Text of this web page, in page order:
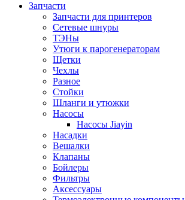
Запчасти
Запчасти для принтеров
Сетевые шнуры
ТЭНы
Утюги к парогенераторам
Щетки
Чехлы
Разное
Стойки
Шланги и утюжки
Насосы
Насосы Jiayin
Насадки
Вешалки
Клапаны
Бойлеры
Фильтры
Аксессуары